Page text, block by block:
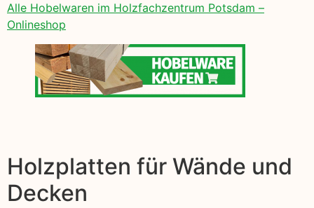
Alle Hobelwaren im Holzfachzentrum Potsdam –
Onlineshop
Holzplatten für Wände und
Decken